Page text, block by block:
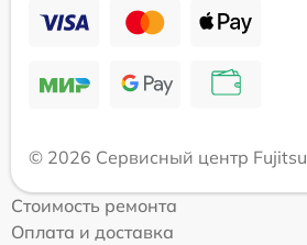
© 2026 Сервисный центр Fujitsu
Стоимость ремонта
Оплата и доставка